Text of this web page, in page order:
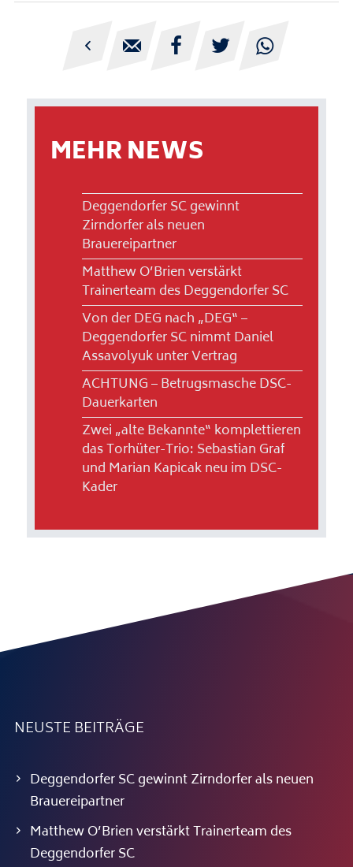
    
MEHR NEWS
Deggendorfer SC gewinnt
Zirndorfer als neuen
Brauereipartner
Matthew O’Brien verstärkt
Trainerteam des Deggendorfer SC
Von der DEG nach „DEG“ –
Deggendorfer SC nimmt Daniel
Assavolyuk unter Vertrag
ACHTUNG – Betrugsmasche DSC-
Dauerkarten
Zwei „alte Bekannte“ komplettieren
das Torhüter-Trio: Sebastian Graf
und Marian Kapicak neu im DSC-
Kader
NEUSTE BEITRÄGE
Deggendorfer SC gewinnt Zirndorfer als neuen
Brauereipartner
Matthew O’Brien verstärkt Trainerteam des
Deggendorfer SC